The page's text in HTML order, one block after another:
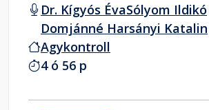
Dr. Kígyós ÉvaSólyom Ildikó
Domjánné Harsányi Katalin
Agykontroll
4 ó 56 p